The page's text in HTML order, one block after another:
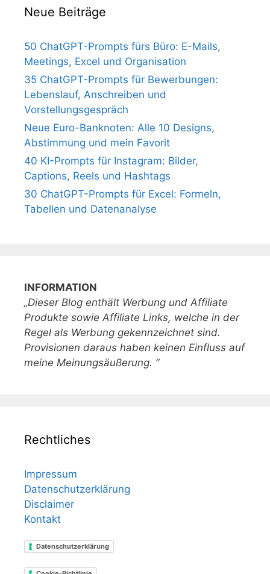
Neue Beiträge
50 ChatGPT-Prompts fürs Büro: E-Mails,
Meetings, Excel und Organisation
35 ChatGPT-Prompts für Bewerbungen:
Lebenslauf, Anschreiben und
Vorstellungsgespräch
Neue Euro-Banknoten: Alle 10 Designs,
Abstimmung und mein Favorit
40 KI-Prompts für Instagram: Bilder,
Captions, Reels und Hashtags
30 ChatGPT-Prompts für Excel: Formeln,
Tabellen und Datenanalyse
INFORMATION
„Dieser Blog enthält Werbung und Affiliate
Produkte sowie Affiliate Links, welche in der
Regel als Werbung gekennzeichnet sind.
Provisionen daraus haben keinen Einfluss auf
meine Meinungsäußerung. “
Rechtliches
Impressum
Datenschutzerklärung
Disclaimer
Kontakt
Datenschutzerklärung